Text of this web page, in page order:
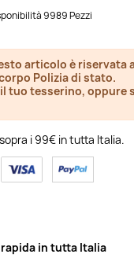
9989 Pezzi
articolo è riservata
Polizia di stato.
tuo tesserino, oppure
i 99€ in tutta Italia.
in tutta Italia